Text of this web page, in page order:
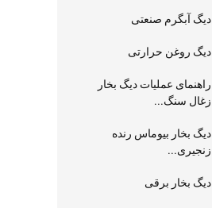
دیگ آبگرم صنعتی
دیگ روغن حرارتی
راهنمای عملیات دیگ بخار
زغال سنگ...
دیگ بخار بیوماس رنده
زنجیری...
دیگ بخار برقی